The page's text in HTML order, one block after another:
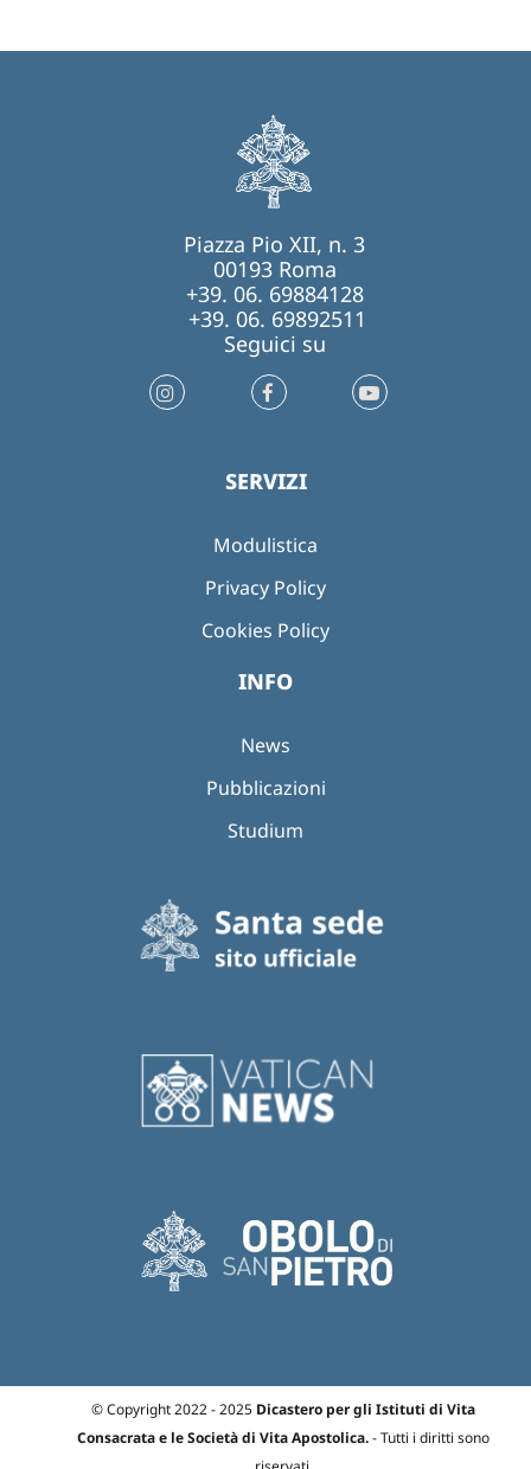
Piazza Pio XII, n. 3
00193 Roma
+39. 06. 69884128
+39. 06. 69892511
Seguici su
SERVIZI
Modulistica
Privacy Policy
Cookies Policy
INFO
News
Pubblicazioni
Studium
© Copyright 2022 - 2025 Dicastero per gli Istituti di Vita
Consacrata e le Società di Vita Apostolica.- Tutti i diritti sono